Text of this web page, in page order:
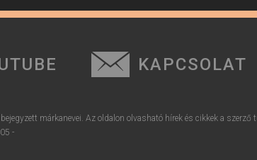
KAPCSOLAT
márkanevei. Az oldalon olvasható hírek és cikkek a
-